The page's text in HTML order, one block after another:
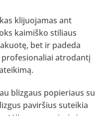
klijuojamas ant
kaimiško stiliaus
bet ir padeda
atrodantį
blizgaus popieriaus su
paviršius suteikia